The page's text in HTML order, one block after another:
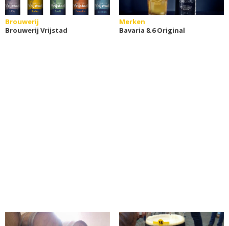
Brouwerij
Brouwerij Vrijstad
Merken
Bavaria 8.6 Original